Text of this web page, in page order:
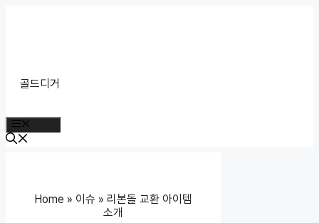
골드디거
Home » 이슈 » 리본돌 교환 아이템
소개